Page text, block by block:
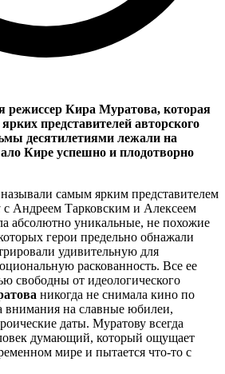
режиссер Кира Муратова, которая
представителей авторского
десятилетиями лежали на
Кире успешно и плодотворно
называли самым ярким представителем
с Андреем Тарковским и Алексеем
абсолютно уникальные, не похожие
герои предельно обнажали
удивительную для
раскованность. Все ее
свободны от идеологического
никогда не снимала кино по
внимания на славные юбилеи,
даты. Муратову всегда
думающий, который ощущает
мире и пытается что-то с